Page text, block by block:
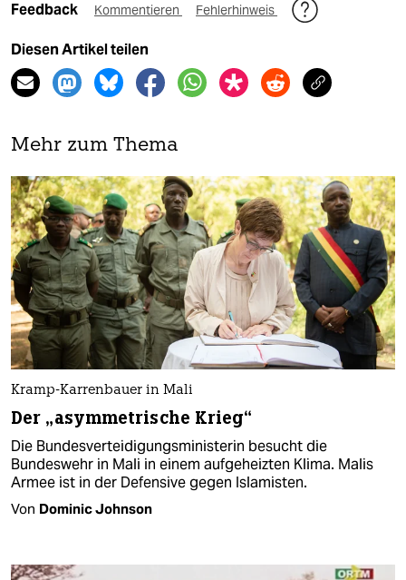
Feedback Kommentieren Fehlerhinweis
Diesen Artikel teilen
Mehr zum Thema
Kramp-Karrenbauer in Mali
Der „asymmetrische Krieg“
Die Bundesverteidigungsministerin besucht die
Bundeswehr in Mali in einem aufgeheizten Klima. Malis
Armee ist in der Defensive gegen Islamisten.
Von Dominic Johnson